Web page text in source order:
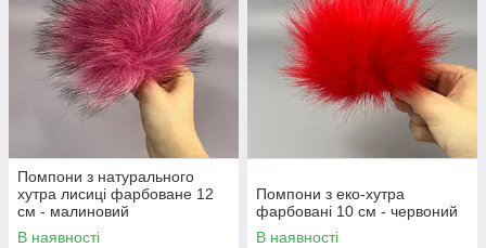
Помпони з натурального
хутра лисиці фарбоване 12
см - малиновий
В наявності
Помпони з еко-хутра
фарбовані 10 см - червоний
В наявності